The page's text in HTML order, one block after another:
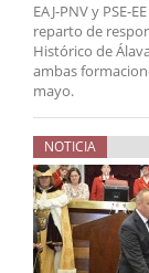
EAJ-PNV y PSE-
reparto de
Histórico de
ambas
mayo.
NOTICIA